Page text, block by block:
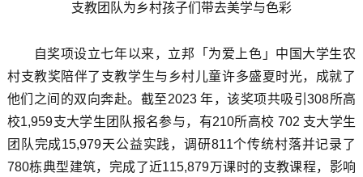
支教团队为乡村孩子们带去美学与色彩
自奖项设立七年以来，立邦「为爱上色」中国大学生农
村支教奖陪伴了支教学生与乡村儿童许多盛夏时光，成就了
他们之间的双向奔赴。截至2023 年，该奖项共吸引308所高
校1,959支大学生团队报名参与，有210所高校 702 支大学生
团队完成15,979天公益实践，调研811个传统村落并记录了
780栋典型建筑，完成了近115,879万课时的支教课程，影响